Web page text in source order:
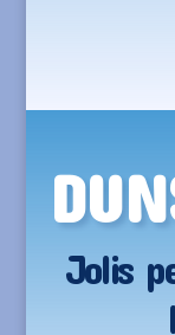
Jolis